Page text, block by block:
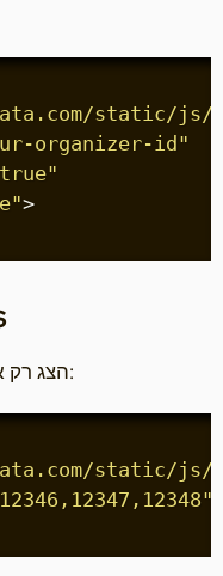
static/js/
organizer-id"
>
הצג רק אירועים מסוימים, כגון סדרת אליפויות:
static/js/